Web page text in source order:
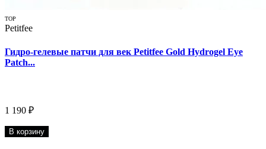
TOP
Petitfee
Гидро-гелевые патчи для век Petitfee Gold Hydrogel Eye
Patch...
1 190 ₽
В корзину